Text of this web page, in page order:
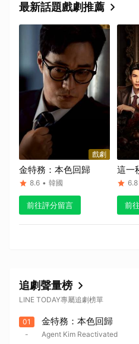
最新話題戲劇推薦
戲劇
金特務：本色回歸
8.6 • 韓國
前往評分留言
這一
6.8
前
追劇聲量榜
LINE TODAY專屬追劇榜單
01
-
金特務：本色回歸
Agent Kim Reactivated